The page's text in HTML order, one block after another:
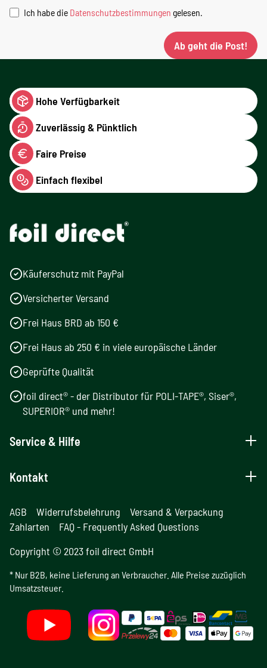
Ich habe die Datenschutzbestimmungen gelesen.
Ab geht die Post!
Hohe Verfügbarkeit
Zuverlässig & Pünktlich
Faire Preise
Einfach flexibel
Käuferschutz mit PayPal
Versicherter Versand
Frei Haus BRD ab 150 €
Frei Haus ab 250 € in viele europäische Länder
Geprüfte Qualität
foil direct® - der Distributor für POLI-TAPE®, Siser®,
SUPERIOR® und mehr!
Service & Hilfe
Kontakt
AGB Widerrufsbelehrung
Versand & Verpackung
Zahlarten
FAQ - Frequently Asked Questions
Copyright © 2023 foil direct GmbH
* Nur B2B, keine Lieferung an Verbraucher. Alle Preise zuzüglich
Umsatzsteuer.